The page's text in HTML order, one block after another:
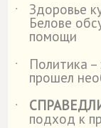
˙
Здоровье
Белове
помощи
˙
Политика
прошел
˙
подход к